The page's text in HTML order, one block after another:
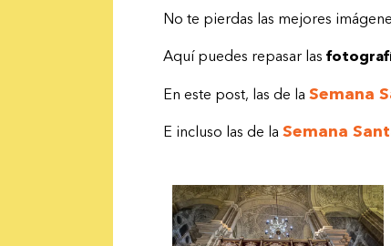
No te pierdas las mejores
Aquí puedes repasar las
En este post, las de la Semana
E incluso las de la Semana